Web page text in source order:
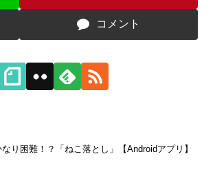
コメント
困難！？「ねこ落とし」【Androidアプリ】